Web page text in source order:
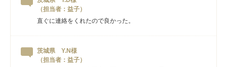
（担当者：益子）
直ぐに連絡をくれたので良かった。
茨城県 Y.N様
（担当者：益子）